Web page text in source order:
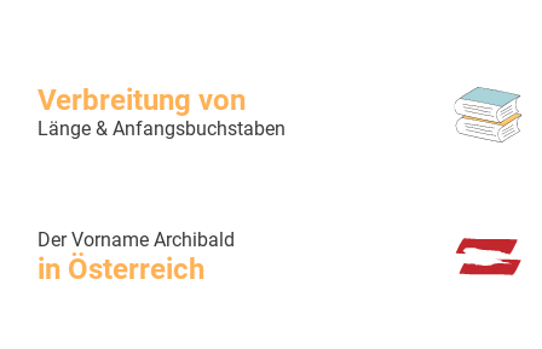
Verbreitung von
Länge & Anfangsbuchstaben
Der Vorname Archibald
in Österreich